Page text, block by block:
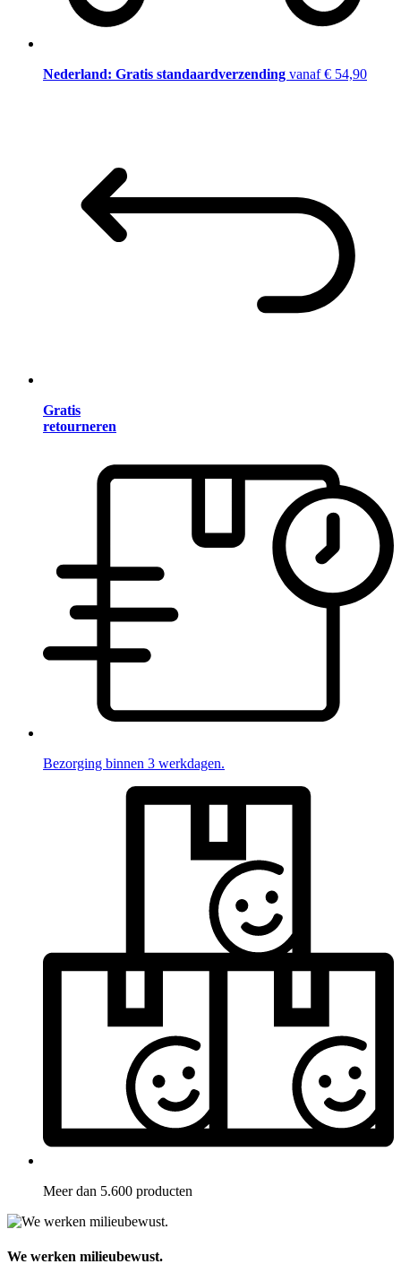
Nederland: Gratis standaardverzending vanaf € 54,90
Gratis
retourneren
Bezorging binnen 3 werkdagen.
Meer dan 5.600 producten
We werken milieubewust.